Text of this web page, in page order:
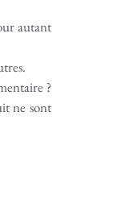
autant
?
ne sont